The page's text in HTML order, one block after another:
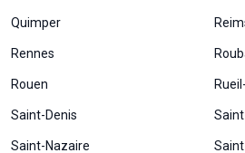
Quimper
Rennes
Rouen
Saint-Denis
Saint-Nazaire